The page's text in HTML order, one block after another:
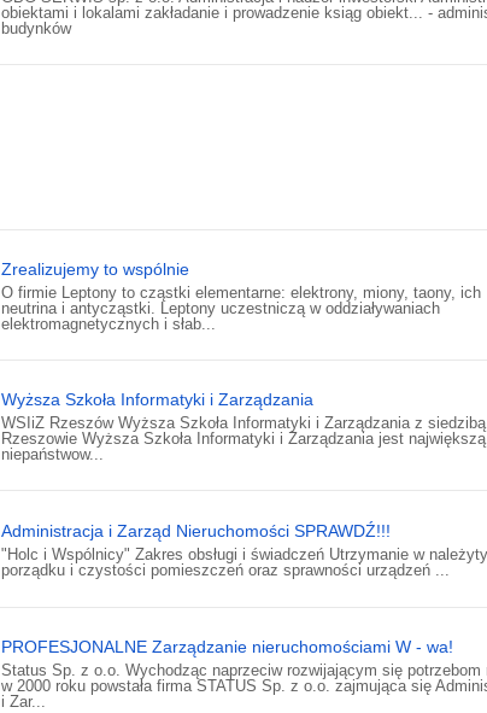
obiektami i lokalami zakładanie i prowadzenie ksiąg obiekt... -
budynków
Zrealizujemy to wspólnie
O firmie Leptony to cząstki elementarne: elektrony, miony, taony, ich
neutrina i antycząstki. Leptony uczestniczą w oddziaływaniach
elektromagnetycznych i słab...
Wyższa Szkoła Informatyki i Zarządzania
WSIiZ Rzeszów Wyższa Szkoła Informatyki i Zarządzania z
Rzeszowie Wyższa Szkoła Informatyki i Zarządzania jest największą
niepaństwow...
Administracja i Zarząd Nieruchomości SPRAWDŹ!!!
"Holc i Wspólnicy" Zakres obsługi i świadczeń Utrzymanie w
porządku i czystości pomieszczeń oraz sprawności urządzeń ...
PROFESJONALNE Zarządzanie nieruchomościami W - wa!
Status Sp. z o.o. Wychodząc naprzeciw rozwijającym się potrzebom
w 2000 roku powstała firma STATUS Sp. z o.o. zajmująca się
i Zar...